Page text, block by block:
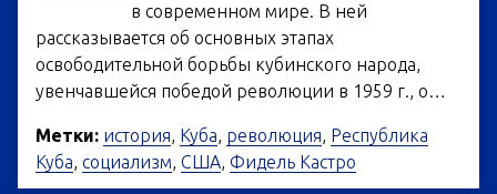
в современном мире. В ней
рассказывается об основных этапах
освободительной борьбы кубинского народа,
увенчавшейся победой революции в 1959 г., о…
Метки: история, Куба, революция, Республика
Куба, социализм, США, Фидель Кастро